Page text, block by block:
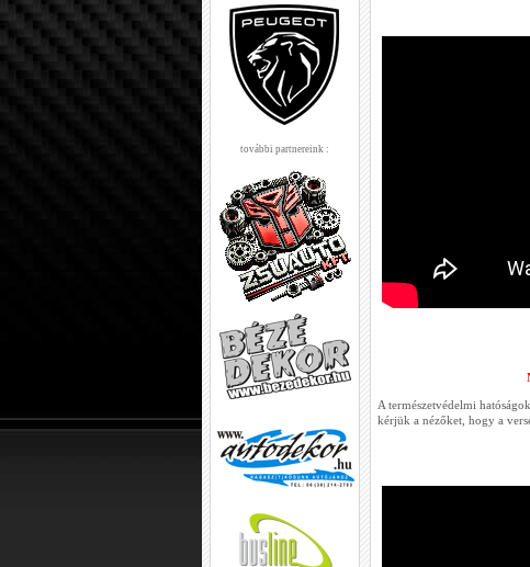
további partnereink :
A természetvédelmi
kérjük a nézőket, hogy a